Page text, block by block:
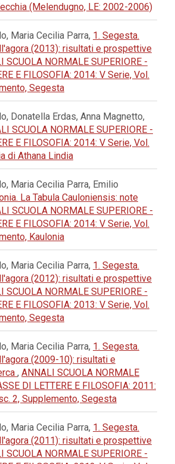
(Melendugno, LE: 2002-2006)
Maria Cecilia Parra, 1. Segesta.
(2013): risultati e prospettive
SCUOLA NORMALE SUPERIORE -
E FILOSOFIA: 2014: V Serie, Vol.
Segesta
Donatella Erdas, Anna Magnetto,
SCUOLA NORMALE SUPERIORE -
E FILOSOFIA: 2014: V Serie, Vol.
di Athana Lindia
Maria Cecilia Parra, Emilio
La Tabula Cauloniensis: note
SCUOLA NORMALE SUPERIORE -
E FILOSOFIA: 2014: V Serie, Vol.
Kaulonia
Maria Cecilia Parra, 1. Segesta.
(2012): risultati e prospettive
SCUOLA NORMALE SUPERIORE -
E FILOSOFIA: 2013: V Serie, Vol.
Segesta
Maria Cecilia Parra, 1. Segesta.
(2009-10): risultati e
, ANNALI SCUOLA NORMALE
DI LETTERE E FILOSOFIA: 2011:
2, Supplemento, Segesta
Maria Cecilia Parra, 1. Segesta.
(2011): risultati e prospettive
SCUOLA NORMALE SUPERIORE -